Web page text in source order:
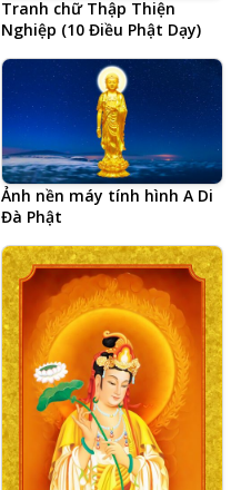
Tranh chữ Thập Thiện
Nghiệp (10 Điều Phật Dạy)
Ảnh nền máy tính hình A Di
Đà Phật